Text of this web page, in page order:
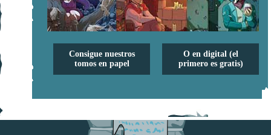
Consigue nuestros
tomos en papel
O en digital (el
primero es gratis)